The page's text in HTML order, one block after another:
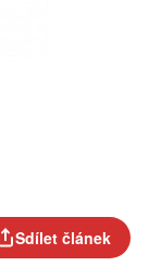
Sdílet článek